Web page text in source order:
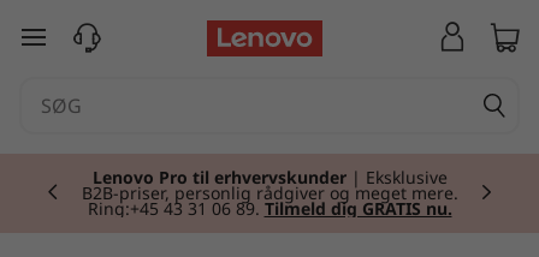
Tspring til hovedindhold
Lenovo Pro til erhvervskunder| Eksklusive
B2B-priser, personlig rådgiver og meget mere.
Ring:+45 43 31 06 89. Tilmeld dig GRATIS nu.
Currently displaying item 2 of 2